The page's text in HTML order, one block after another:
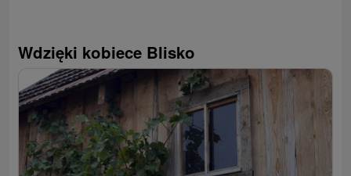
Wdzięki kobiece Blisko